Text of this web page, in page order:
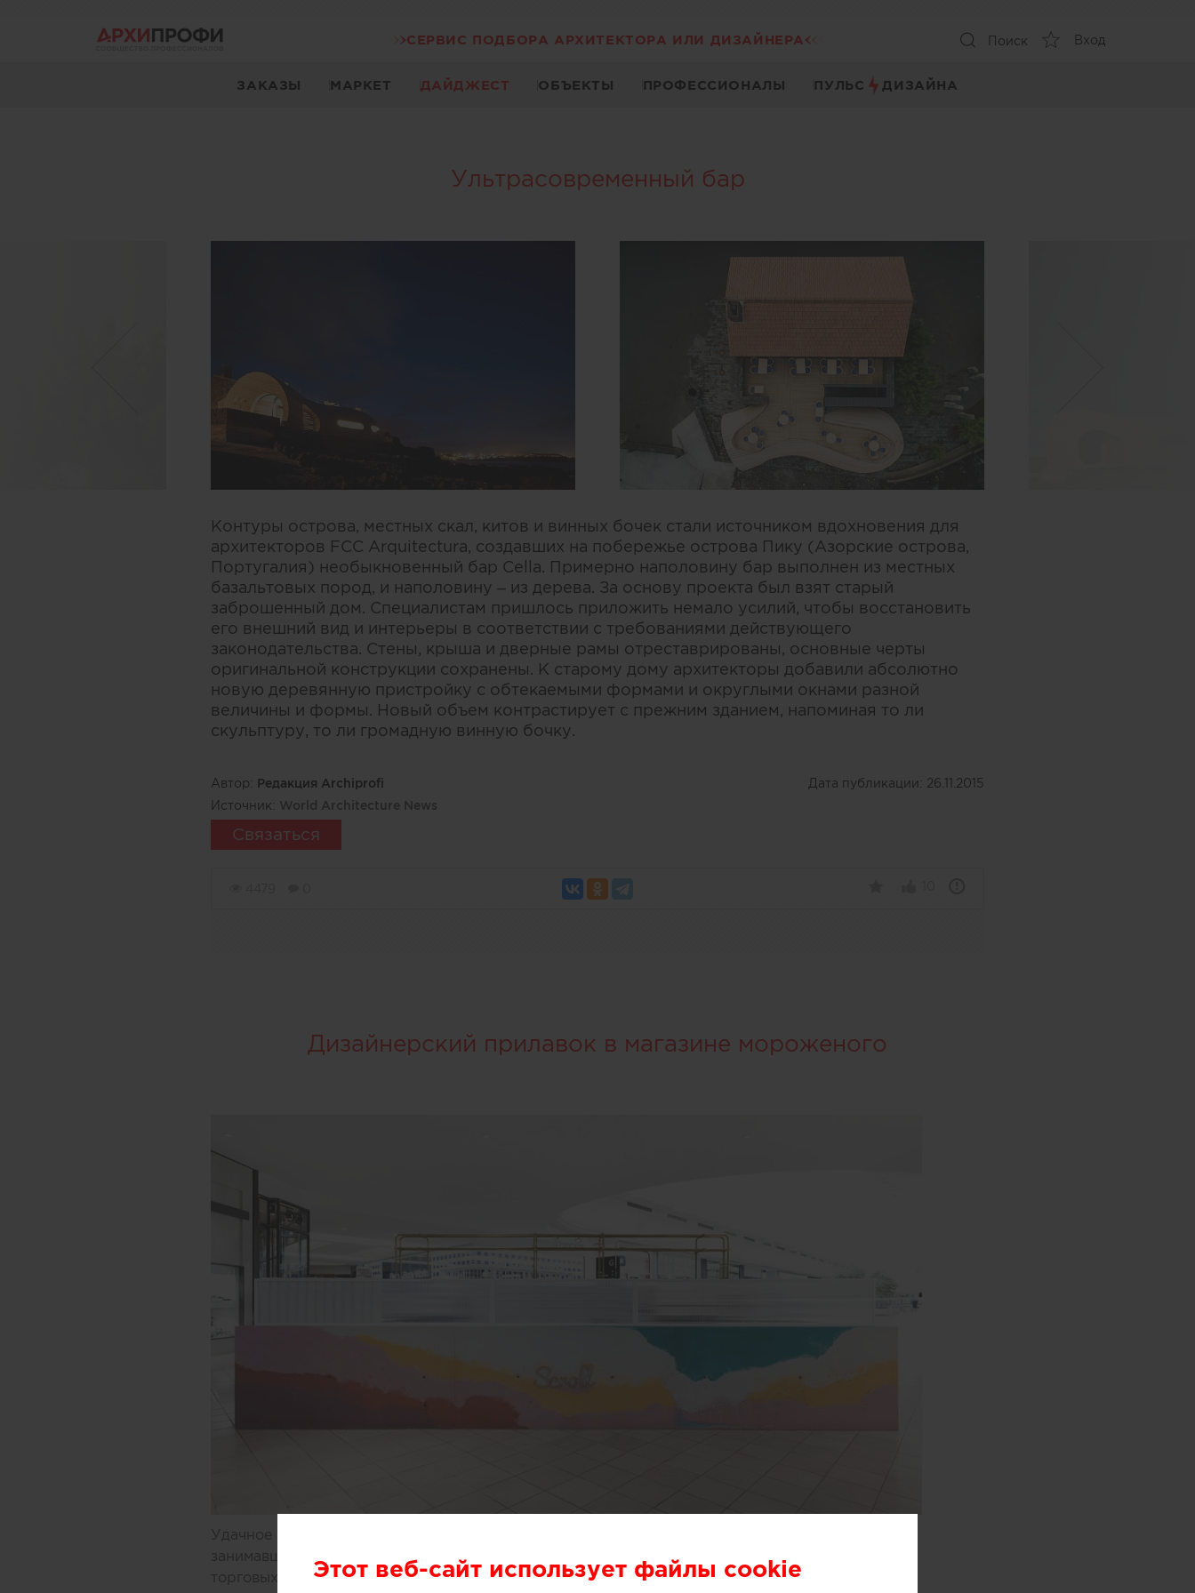
СЕРВИС ПОДБОРА АРХИТЕКТОРА ИЛИ ДИЗАЙНЕРА Поиск Вход
ЗАКАЗЫ МАРКЕТ ДАЙДЖЕСТ ОБЪЕКТЫ ПРОФЕССИОНАЛЫ ПУЛЬС ДИЗАЙНА
Ультрасовременный бар
Контуры острова, местных скал, китов и винных бочек стали источником вдохновения для
архитекторов FCC Arquitectura, создавших на побережье острова Пику (Азорские острова,
Португалия) необыкновенный бар Cella. Примерно наполовину бар выполнен из местных
базальтовых пород, и наполовину – из дерева. За основу проекта был взят старый
заброшенный дом. Специалистам пришлось приложить немало усилий, чтобы восстановить
его внешний вид и интерьеры в соответствии с требованиями действующего
законодательства. Стены, крыша и дверные рамы отреставрированы, основные черты
оригинальной конструкции сохранены. К старому дому архитекторы добавили абсолютно
новую деревянную пристройку с обтекаемыми формами и округлыми окнами разной
величины и формы. Новый объем контрастирует с прежним зданием, напоминая то ли
скульптуру, то ли громадную винную бочку.
Автор: Редакция Archiprofi Дата публикации: 26.11.2015
Источник: World Architecture News
Связаться
Дизайнерский прилавок в магазине мороженого
Удачное решение предложили специалисты бюро One Design Office и Studio Twocan,
занимавшиеся дизайном небольшого магазина мороженого, расположенного в одном из
торговых центров Мельбурна (Австралия).
Этот веб-сайт использует файлы cookie